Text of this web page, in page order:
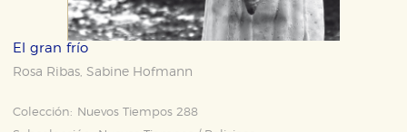
El gran frío
Rosa Ribas,Sabine Hofmann
Colección:
Nuevos Tiempos 288